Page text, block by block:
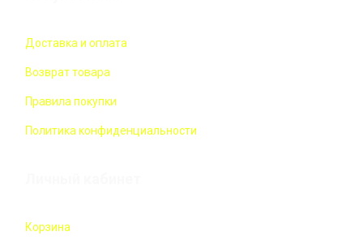
Доставка и оплата
Возврат товара
Правила покупки
Политика конфиденциальности
Корзина